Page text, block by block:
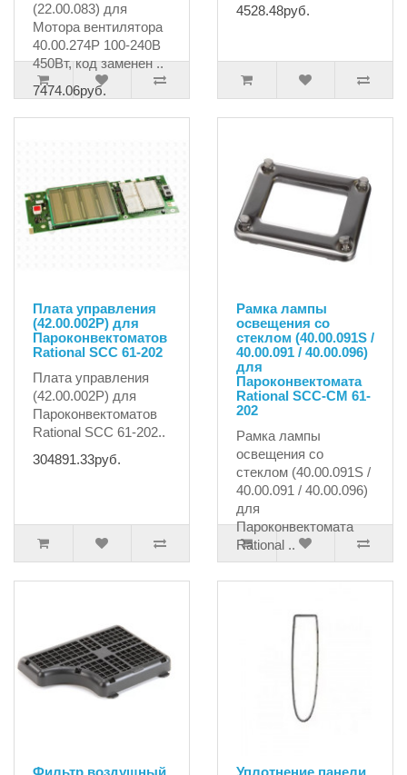
(22.00.083) для
Мотора вентилятора
40.00.274P 100-240В
450Вт, код заменен ..
7474.06руб.
4528.48руб.
Плата управления
(42.00.002P) для
Пароконвектоматов
Rational SCC 61-202
Плата управления
(42.00.002P) для
Пароконвектоматов
Rational SCC 61-202..
304891.33руб.
Рамка лампы
освещения со
стеклом (40.00.091S /
40.00.091 / 40.00.096)
для
Пароконвектомата
Rational SCC-CM 61-
202
Рамка лампы
освещения со
стеклом (40.00.091S /
40.00.091 / 40.00.096)
для
Пароконвектомата
Rational ..
Фильтр воздушный Уплотнение панели